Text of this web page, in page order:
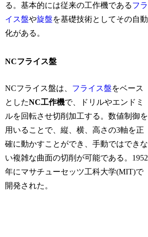
る。基本的には従来の工作機であるフラ
イス盤や旋盤を基礎技術としてその自動
化がある。
NCフライス盤
NCフライス盤は、 フライス盤をベース
としたNC工作機で、ドリルやエンドミ
ルを回転させ切削加工する。数値制御を
用いることで、縦、横、高さの3軸を正
確に動かすことができ、手動ではできな
い複雑な曲面の切削が可能である。1952
年にマサチューセッツ工科大学(MIT)で
開発された。